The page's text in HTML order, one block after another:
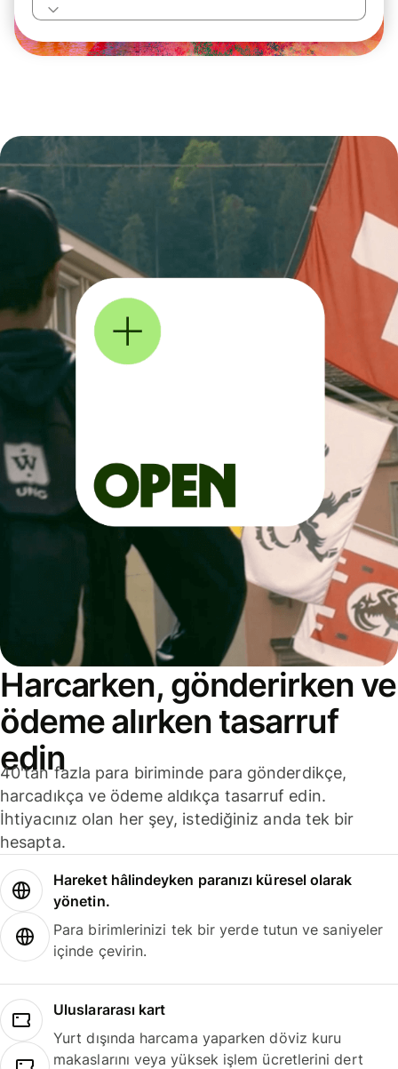
Harcarken, gönderirken ve
ödeme alırken tasarruf
edin
40'tan fazla para biriminde para gönderdikçe,
harcadıkça ve ödeme aldıkça tasarruf edin.
İhtiyacınız olan her şey, istediğiniz anda tek bir
hesapta.
Hareket hâlindeyken paranızı küresel olarak
yönetin.
Para birimlerinizi tek bir yerde tutun ve saniyeler
içinde çevirin.
Uluslararası kart
Yurt dışında harcama yaparken döviz kuru
makaslarını veya yüksek işlem ücretlerini dert